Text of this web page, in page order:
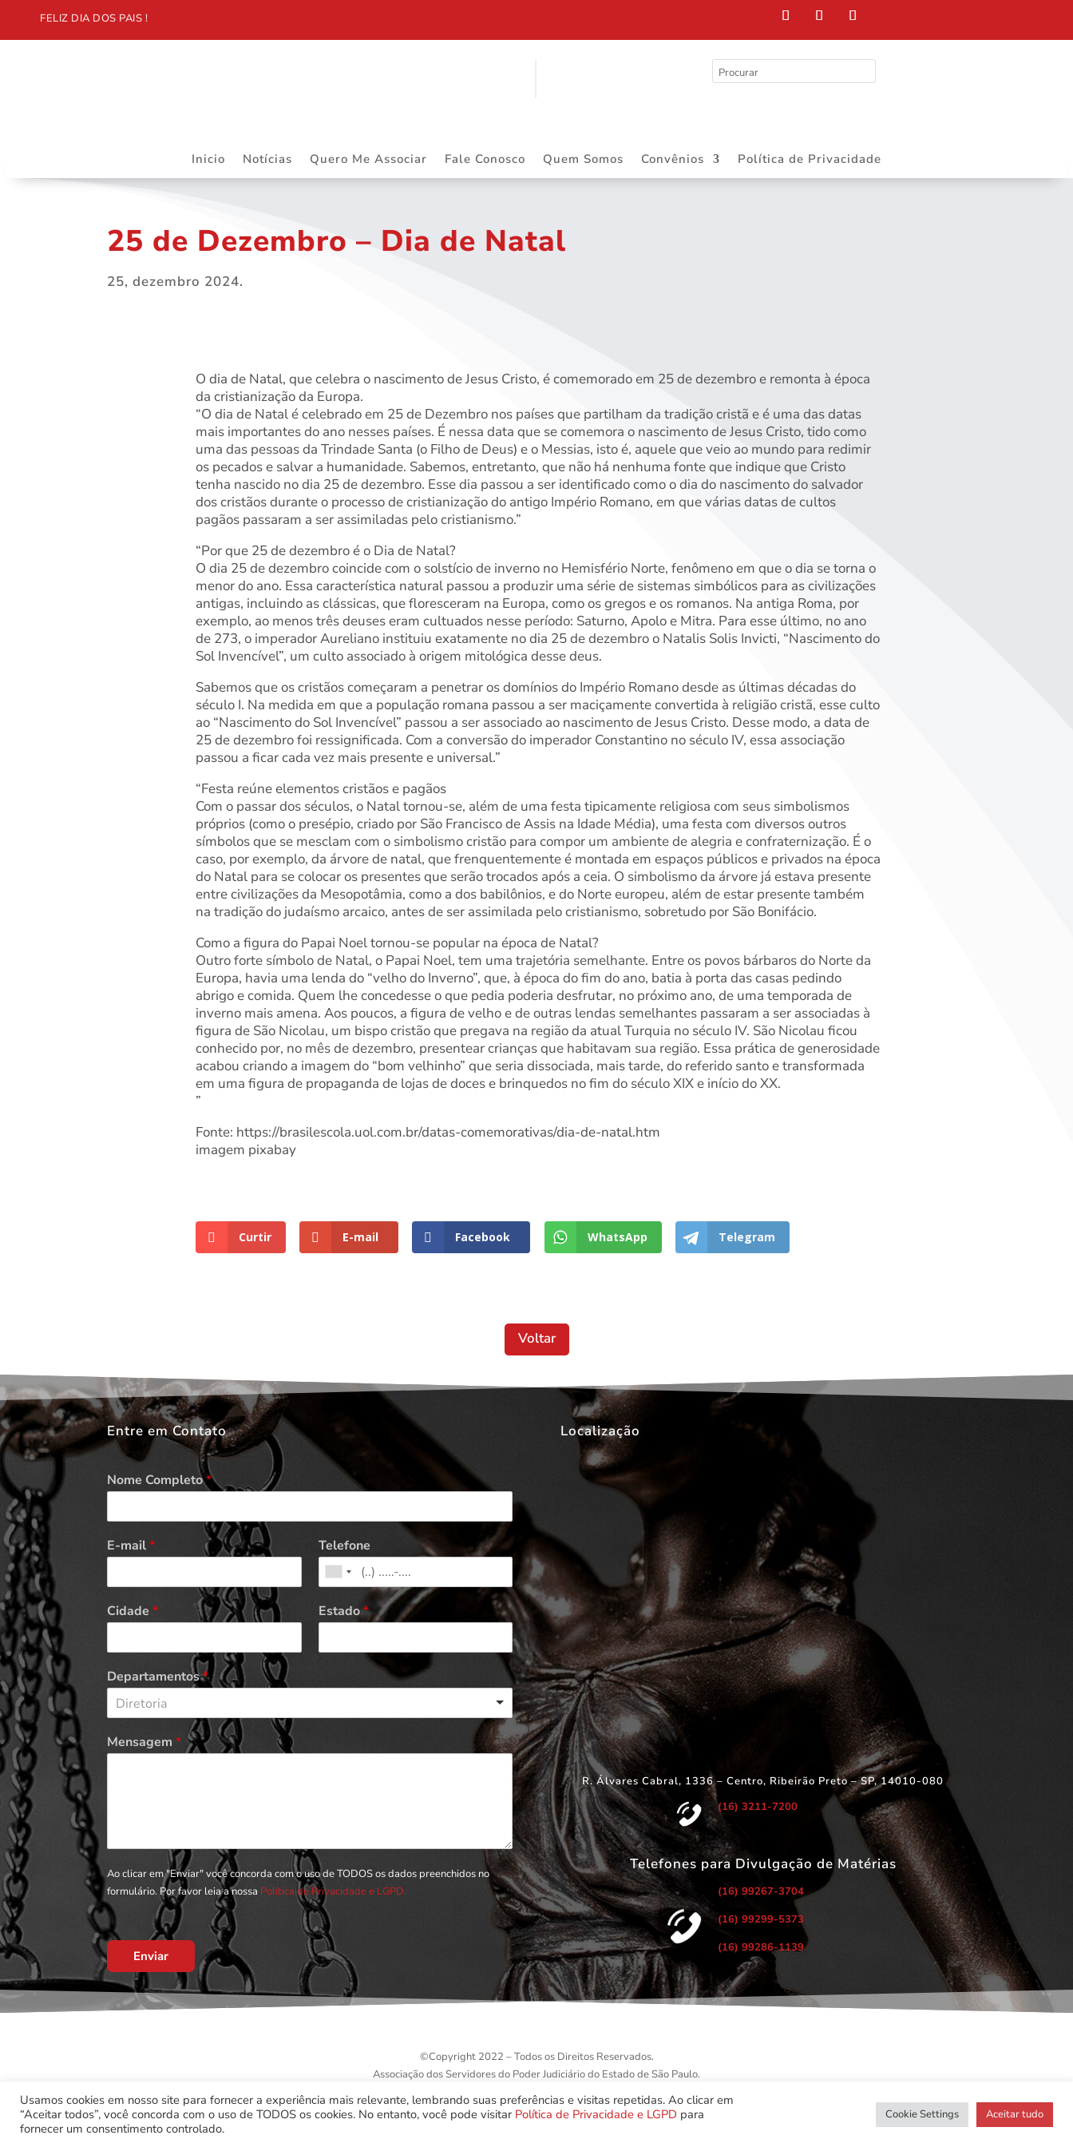
FELIZ DIA DOS PAIS !
Inicio Notícias Quero Me Associar Fale Conosco Quem Somos Convênios Política de Privacidade
25 de Dezembro – Dia de Natal
25, dezembro 2024.
O dia de Natal, que celebra o nascimento de Jesus Cristo, é comemorado em 25 de dezembro e remonta à época
da cristianização da Europa.
“O dia de Natal é celebrado em 25 de Dezembro nos países que partilham da tradição cristã e é uma das datas
mais importantes do ano nesses países. É nessa data que se comemora o nascimento de Jesus Cristo, tido como
uma das pessoas da Trindade Santa (o Filho de Deus) e o Messias, isto é, aquele que veio ao mundo para redimir
os pecados e salvar a humanidade. Sabemos, entretanto, que não há nenhuma fonte que indique que Cristo
tenha nascido no dia 25 de dezembro. Esse dia passou a ser identificado como o dia do nascimento do salvador
dos cristãos durante o processo de cristianização do antigo Império Romano, em que várias datas de cultos
pagãos passaram a ser assimiladas pelo cristianismo.”
“Por que 25 de dezembro é o Dia de Natal?
O dia 25 de dezembro coincide com o solstício de inverno no Hemisfério Norte, fenômeno em que o dia se torna o
menor do ano. Essa característica natural passou a produzir uma série de sistemas simbólicos para as civilizações
antigas, incluindo as clássicas, que floresceram na Europa, como os gregos e os romanos. Na antiga Roma, por
exemplo, ao menos três deuses eram cultuados nesse período: Saturno, Apolo e Mitra. Para esse último, no ano
de 273, o imperador Aureliano instituiu exatamente no dia 25 de dezembro o Natalis Solis Invicti, “Nascimento do
Sol Invencível”, um culto associado à origem mitológica desse deus.
Sabemos que os cristãos começaram a penetrar os domínios do Império Romano desde as últimas décadas do
século I. Na medida em que a população romana passou a ser maciçamente convertida à religião cristã, esse culto
ao “Nascimento do Sol Invencível” passou a ser associado ao nascimento de Jesus Cristo. Desse modo, a data de
25 de dezembro foi ressignificada. Com a conversão do imperador Constantino no século IV, essa associação
passou a ficar cada vez mais presente e universal.”
“Festa reúne elementos cristãos e pagãos
Com o passar dos séculos, o Natal tornou-se, além de uma festa tipicamente religiosa com seus simbolismos
próprios (como o presépio, criado por São Francisco de Assis na Idade Média), uma festa com diversos outros
símbolos que se mesclam com o simbolismo cristão para compor um ambiente de alegria e confraternização. É o
caso, por exemplo, da árvore de natal, que frenquentemente é montada em espaços públicos e privados na época
do Natal para se colocar os presentes que serão trocados após a ceia. O simbolismo da árvore já estava presente
entre civilizações da Mesopotâmia, como a dos babilônios, e do Norte europeu, além de estar presente também
na tradição do judaísmo arcaico, antes de ser assimilada pelo cristianismo, sobretudo por São Bonifácio.
Como a figura do Papai Noel tornou-se popular na época de Natal?
Outro forte símbolo de Natal, o Papai Noel, tem uma trajetória semelhante. Entre os povos bárbaros do Norte da
Europa, havia uma lenda do “velho do Inverno”, que, à época do fim do ano, batia à porta das casas pedindo
abrigo e comida. Quem lhe concedesse o que pedia poderia desfrutar, no próximo ano, de uma temporada de
inverno mais amena. Aos poucos, a figura de velho e de outras lendas semelhantes passaram a ser associadas à
figura de São Nicolau, um bispo cristão que pregava na região da atual Turquia no século IV. São Nicolau ficou
conhecido por, no mês de dezembro, presentear crianças que habitavam sua região. Essa prática de generosidade
acabou criando a imagem do “bom velhinho” que seria dissociada, mais tarde, do referido santo e transformada
em uma figura de propaganda de lojas de doces e brinquedos no fim do século XIX e início do XX.
”
Fonte: https://brasilescola.uol.com.br/datas-comemorativas/dia-de-natal.htm
imagem pixabay
Curtir E-mail Facebook WhatsApp Telegram
Voltar
Entre em Contato
Nome Completo*
E-mail* Telefone
Cidade* Estado*
Departamentos*
Diretoria
Mensagem*
Ao clicar em "Enviar" você concorda com o uso de TODOS os dados preenchidos no
formulário. Por favor leia a nossa Política de Privacidade e LGPD.
Enviar
Localização
R. Álvares Cabral, 1336 – Centro, Ribeirão Preto – SP, 14010-080
(16) 3211-7200
Telefones para Divulgação de Matérias
(16) 99267-3704
(16) 99299-5373
(16) 99286-1139
©Copyright 2022 – Todos os Direitos Reservados.
Associação dos Servidores do Poder Judiciário do Estado de São Paulo.
Usamos cookies em nosso site para fornecer a experiência mais relevante, lembrando suas preferências e visitas repetidas. Ao clicar em
“Aceitar todos”, você concorda com o uso de TODOS os cookies. No entanto, você pode visitar Política de Privacidade e LGPD para
fornecer um consentimento controlado.
Cookie Settings Aceitar tudo